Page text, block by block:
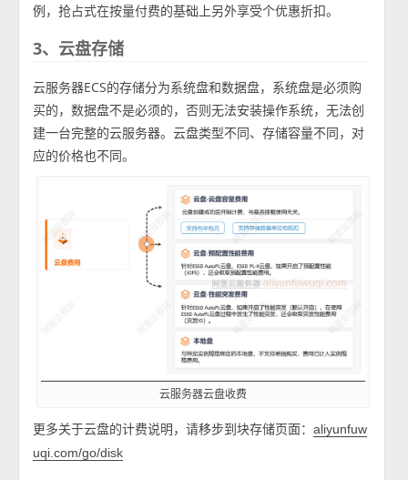
例，抢占式在按量付费的基础上另外享受个优惠折扣。
3、云盘存储
云服务器ECS的存储分为系统盘和数据盘，系统盘是必须购
买的，数据盘不是必须的，否则无法安装操作系统，无法创
建一台完整的云服务器。云盘类型不同、存储容量不同，对
应的价格也不同。
云服务器云盘收费
更多关于云盘的计费说明，请移步到块存储页面：aliyunfuw
uqi.com/go/disk